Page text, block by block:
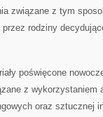
związane z tym
rodziny
poświęcone
z wykorzystaniem
oraz sztucznej